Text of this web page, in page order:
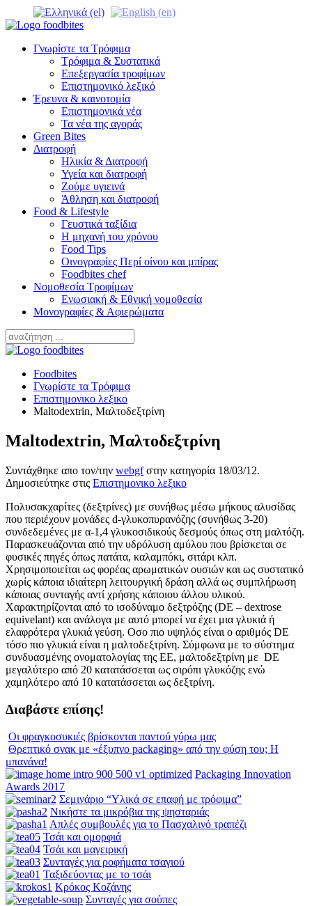
Γνωρίστε τα Τρόφιμα
Τρόφιμα & Συστατικά
Επεξεργασία τροφίμων
Επιστημονικό λεξικό
Έρευνα & καινοτομία
Επιστημονικά νέα
Τα νέα της αγοράς
Green Bites
Διατροφή
Ηλικία & Διατροφή
Υγεία και διατροφή
Ζούμε υγιεινά
Άθληση και διατροφή
Food & Lifestyle
Γευστικά ταξίδια
Η μηχανή του χρόνου
Food Tips
Οινογραφίες Περί οίνου και μπίρας
Foodbites chef
Νομοθεσία Τροφίμων
Ενωσιακή & Εθνική νομοθεσία
Μονογραφίες & Αφιερώματα
Foodbites
Γνωρίστε τα Τρόφιμα
Επιστημονικο λεξικο
Maltodextrin, Μαλτοδεξτρίνη
Maltodextrin, Μαλτοδεξτρίνη
Συντάχθηκε απο τον/την webgfστην κατηγορία 18/03/12.
Δημοσιεύτηκε στις Επιστημονικο λεξικο
Πολυσακχαρίτες (δεξτρίνες) με συνήθως μέσω μήκους αλυσίδας
που περιέχουν μονάδες d-γλυκοπυρανόζης (συνήθως 3-20)
συνδεδεμένες με α-1,4 γλυκοσιδικούς δεσμούς όπως στη μαλτόζη.
Παρασκευάζονται από την υδρόλυση αμύλου που βρίσκεται σε
φυσικές πηγές όπως πατάτα, καλαμπόκι, σιτάρι κλπ.
Χρησιμοποιείται ως φορέας αρωματικών ουσιών και ως συστατικό
χωρίς κάποια ιδιαίτερη λειτουργική δράση αλλά ως συμπλήρωση
κάποιας συνταγής αντί χρήσης κάποιου άλλου υλικού.
Χαρακτηρίζονται από το ισοδύναμο δεξτρόζης (DE – dextrose
equivelant) και ανάλογα με αυτό μπορεί να έχει μια γλυκιά ή
ελαφρότερα γλυκιά γεύση. Οσο πιο υψηλός είναι ο αριθμός DE
τόσο πιο γλυκιά είναι η μαλτοδεξτρίνη. Σύμφωνα με το σύστημα
συνδυασμένης ονοματολογίας της ΕΕ, μαλτοδεξτρίνη με DE
μεγαλύτερο από 20 κατατάσσεται ως σιρόπι γλυκόζης ενώ
χαμηλότερο από 10 κατατάσσεται ως δεξτρίνη.
Διαβάστε επίσης!
Οι φραγκοσυκιές βρίσκονται παντού γύρω μας
Θρεπτικό σνακ με «έξυπνο packaging» από την φύση του; Η
μπανάνα!
Packaging Innovation
Awards 2017
Σεμινάριο “Υλικά σε επαφή με τρόφιμα”
Νικήστε τα μικρόβια της ψησταριάς
Απλές συμβουλές για το Πασχαλινό τραπέζι
Τσάι και ομορφιά
Τσάι και μαγειρική
Συνταγές για ροφήματα τσαγιού
Ταξιδεύοντας με το τσάι
Κρόκος Κοζάνης
Συνταγές για σούπες